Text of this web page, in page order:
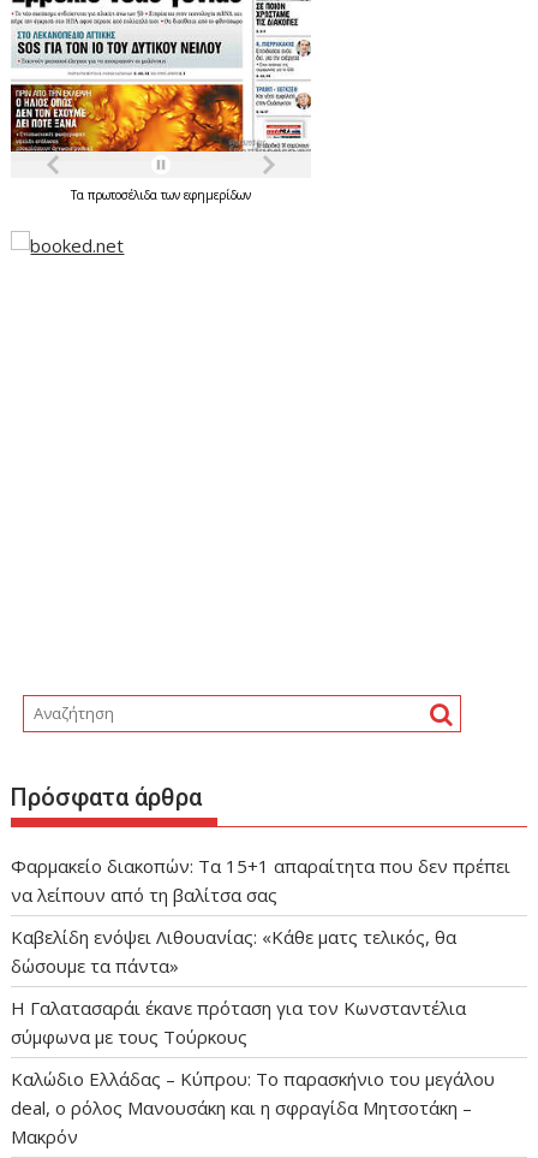
Ταπρωτοσέλιδατωνεφημερίδων
Πρόσφατα άρθρα
Φαρμακείο διακοπών: Τα 15+1 απαραίτητα που δεν πρέπει
να λείπουν από τη βαλίτσα σας
Καβελίδη ενόψει Λιθουανίας: «Κάθε ματς τελικός, θα
δώσουμε τα πάντα»
Η Γαλατασαράι έκανε πρόταση για τον Κωνσταντέλια
σύμφωνα με τους Τούρκους
Καλώδιο Ελλάδας – Κύπρου: Το παρασκήνιο του μεγάλου
deal, ο ρόλος Μανουσάκη και η σφραγίδα Μητσοτάκη –
Μακρόν